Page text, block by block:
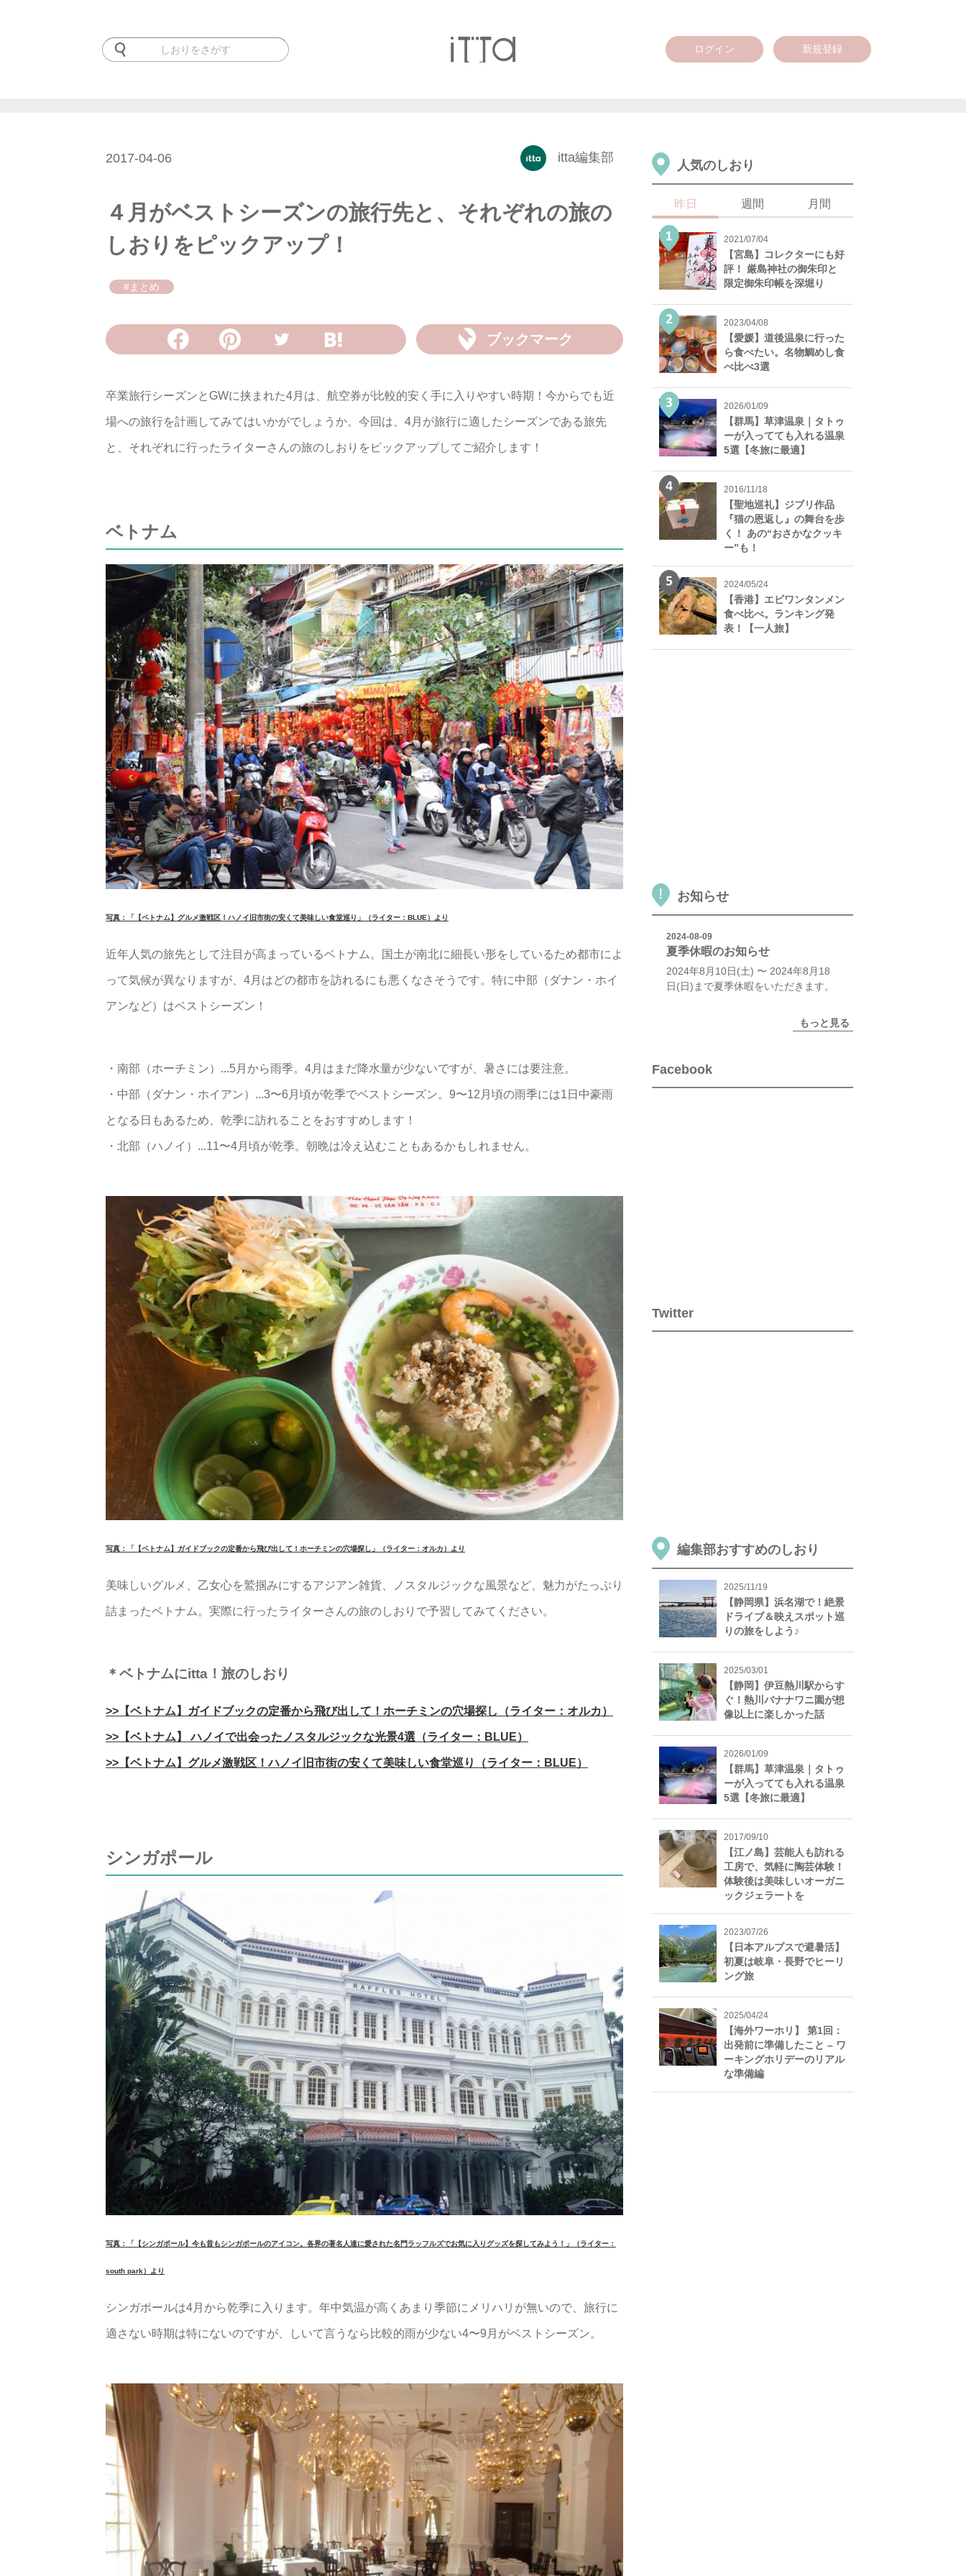
ログイン 新規登録
2017-04-06 itta編集部
４月がベストシーズンの旅行先と、それぞれの旅の
しおりをピックアップ！
#まとめ
ブックマーク
卒業旅行シーズンとGWに挟まれた4月は、航空券が比較的安く手に入りやすい時期！今からでも近
場への旅行を計画してみてはいかがでしょうか。今回は、4月が旅行に適したシーズンである旅先
と、それぞれに行ったライターさんの旅のしおりをピックアップしてご紹介します！
ベトナム
写真：「【ベトナム】グルメ激戦区！ハノイ旧市街の安くて美味しい食堂巡り」（ライター：BLUE）より
近年人気の旅先として注目が高まっているベトナム。国土が南北に細長い形をしているため都市によ
って気候が異なりますが、4月はどの都市を訪れるにも悪くなさそうです。特に中部（ダナン・ホイ
アンなど）はベストシーズン！
・南部（ホーチミン）...5月から雨季。4月はまだ降水量が少ないですが、暑さには要注意。
・中部（ダナン・ホイアン）...3〜6月頃が乾季でベストシーズン。9〜12月頃の雨季には1日中豪雨
となる日もあるため、乾季に訪れることをおすすめします！
・北部（ハノイ）...11〜4月頃が乾季。朝晩は冷え込むこともあるかもしれません。
写真：「【ベトナム】ガイドブックの定番から飛び出して！ホーチミンの穴場探し」（ライター：オルカ）より
美味しいグルメ、乙女心を鷲掴みにするアジアン雑貨、ノスタルジックな風景など、魅力がたっぷり
詰まったベトナム。実際に行ったライターさんの旅のしおりで予習してみてください。
＊ベトナムにitta！旅のしおり
>>【ベトナム】ガイドブックの定番から飛び出して！ホーチミンの穴場探し（ライター：オルカ）
>>【ベトナム】 ハノイで出会ったノスタルジックな光景4選（ライター：BLUE）
>>【ベトナム】グルメ激戦区！ハノイ旧市街の安くて美味しい食堂巡り（ライター：BLUE）
シンガポール
写真：「【シンガポール】今も昔もシンガポールのアイコン。各界の著名人達に愛された名門ラッフルズでお気に入りグッズを探してみよう！」（ライター：
south park）より
シンガポールは4月から乾季に入ります。年中気温が高くあまり季節にメリハリが無いので、旅行に
適さない時期は特にないのですが、しいて言うなら比較的雨が少ない4〜9月がベストシーズン。
人気のしおり
昨日 週間 月間
2021/07/04
【宮島】コレクターにも好
評！ 厳島神社の御朱印と
限定御朱印帳を深堀り
2023/04/08
【愛媛】道後温泉に行った
ら食べたい。名物鯛めし食
べ比べ3選
2026/01/09
【群馬】草津温泉｜タトゥ
ーが入ってても入れる温泉
5選【冬旅に最適】
2016/11/18
【聖地巡礼】ジブリ作品
『猫の恩返し』の舞台を歩
く！ あの“おさかなクッキ
ー”も！
2024/05/24
【香港】エビワンタンメン
食べ比べ。ランキング発
表！【一人旅】
お知らせ
2024-08-09
夏季休暇のお知らせ
2024年8月10日(土) 〜 2024年8月18
日(日)まで夏季休暇をいただきます。
もっと見る
Facebook
Twitter
編集部おすすめのしおり
2025/11/19
【静岡県】浜名湖で！絶景
ドライブ＆映えスポット巡
りの旅をしよう♪
2025/03/01
【静岡】伊豆熱川駅からす
ぐ！熱川バナナワニ園が想
像以上に楽しかった話
2026/01/09
【群馬】草津温泉｜タトゥ
ーが入ってても入れる温泉
5選【冬旅に最適】
2017/09/10
【江ノ島】芸能人も訪れる
工房で、気軽に陶芸体験！
体験後は美味しいオーガニ
ックジェラートを
2023/07/26
【日本アルプスで避暑活】
初夏は岐阜・長野でヒーリ
ング旅
2025/04/24
【海外ワーホリ】 第1回：
出発前に準備したこと – ワ
ーキングホリデーのリアル
な準備編